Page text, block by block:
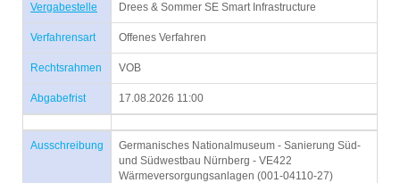
Vergabestelle Drees & Sommer SE Smart Infrastructure
Verfahrensart Offenes Verfahren
Rechtsrahmen VOB
Abgabefrist 17.08.2026 11:00
Ausschreibung
Germanisches Nationalmuseum - Sanierung Süd-
und Südwestbau Nürnberg - VE422
Wärmeversorgungsanlagen (001-04110-27)